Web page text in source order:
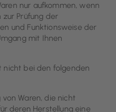
nur aufkommen, wenn
Prüfung der
und Funktionsweise der
mit Ihnen
nicht bei den folgenden
Waren, die nicht
deren Herstellung eine